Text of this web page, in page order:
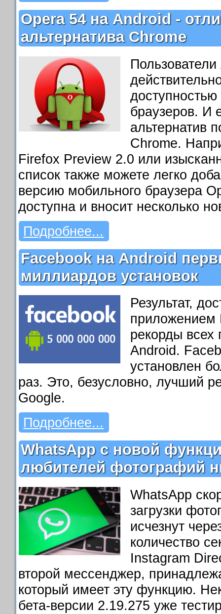
Opera 54 на Android -
альтернатива Chrome
браузеров. И
альтернатив
Chrome.
Firefox Preview 2.0 или
список также можете легко
версию мобильного браузера
доступна и вносит несколько
Подробнее...
Facebook на Android
миллиардов установок
Результат,
приложением
рекорды
Android.
установлен
раз. Это, безусловно, лучший
Google.
Подробнее...
WhatsApp с новой
любителей фотографий
WhatsApp
загрузки
исчезнут
количество
Instagram
второй мессенджер,
который имеет эту функцию.
бета-версии 2.19.275 уже